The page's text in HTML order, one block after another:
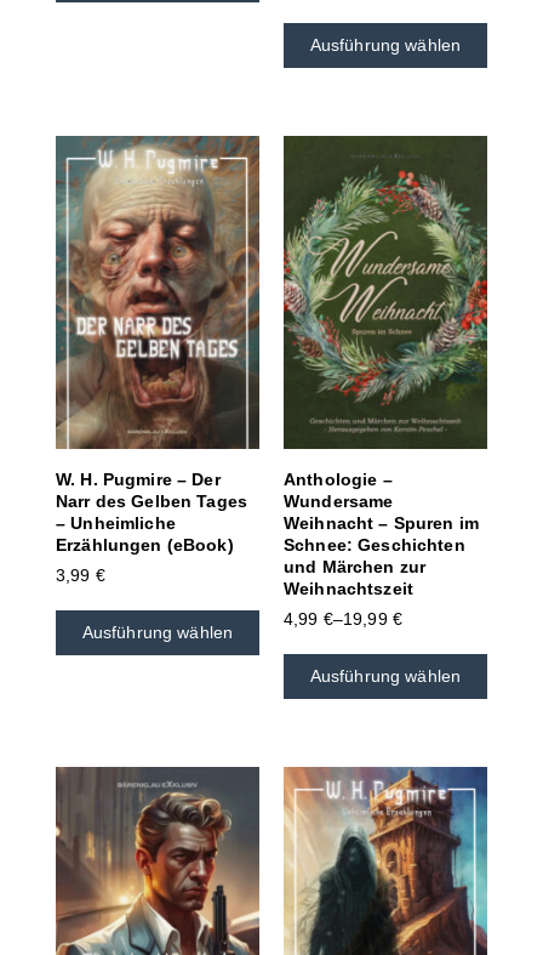
Ausführung wählen
W. H. Pugmire – Der
Narr des Gelben Tages
– Unheimliche
Erzählungen (eBook)
3,99 €
Ausführung wählen
Anthologie –
Wundersame
Weihnacht – Spuren im
Schnee: Geschichten
und Märchen zur
Weihnachtszeit
4,99 €–19,99 €
Ausführung wählen